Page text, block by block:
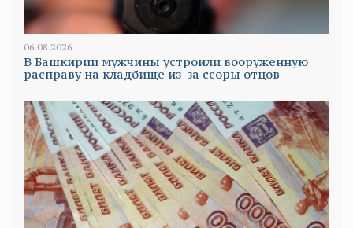
06.08.2026
В Башкирии мужчины устроили вооруженную
расправу на кладбище из-за ссоры отцов